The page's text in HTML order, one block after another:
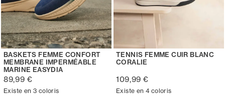
BASKETS FEMME CONFORT
MEMBRANE IMPERMÉABLE
MARINE EASYDIA
89,99 €
Existe en 3 coloris
TENNIS FEMME CUIR BLANC
CORALIE
109,99 €
Existe en 4 coloris